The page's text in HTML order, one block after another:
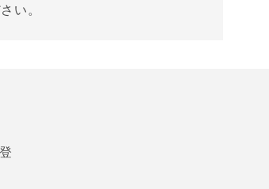
い。